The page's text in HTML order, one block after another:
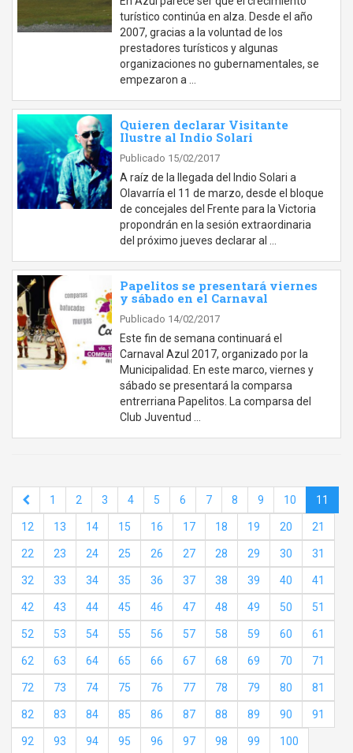
turístico continúa en alza. Desde el año
2007, gracias a la voluntad de los
prestadores turísticos y algunas
organizaciones no gubernamentales, se
empezaron a …
Quieren declarar Visitante
Ilustre al Indio Solari
Publicado 15/02/2017
​​​​A raíz de la llegada del Indio Solari a
Olavarría el 11 de marzo, desde el bloque
de concejales del Frente para la Victoria
propondrán en la sesión extraordinaria
del próximo jueves declarar al …
Papelitos se presentará viernes
y sábado en el Carnaval
Publicado 14/02/2017
Este fin de semana continuará el
Carnaval Azul 2017, organizado por la
Municipalidad. En este marco, viernes y
sábado se presentará la comparsa
entrerriana Papelitos. La comparsa del
Club Juventud …
1 2 3 4 5 6 7 8 9 10 11
12 13 14 15 16 17 18 19 20 21
22 23 24 25 26 27 28 29 30 31
32 33 34 35 36 37 38 39 40 41
42 43 44 45 46 47 48 49 50 51
52 53 54 55 56 57 58 59 60 61
62 63 64 65 66 67 68 69 70 71
72 73 74 75 76 77 78 79 80 81
82 83 84 85 86 87 88 89 90 91
92 93 94 95 96 97 98 99 100